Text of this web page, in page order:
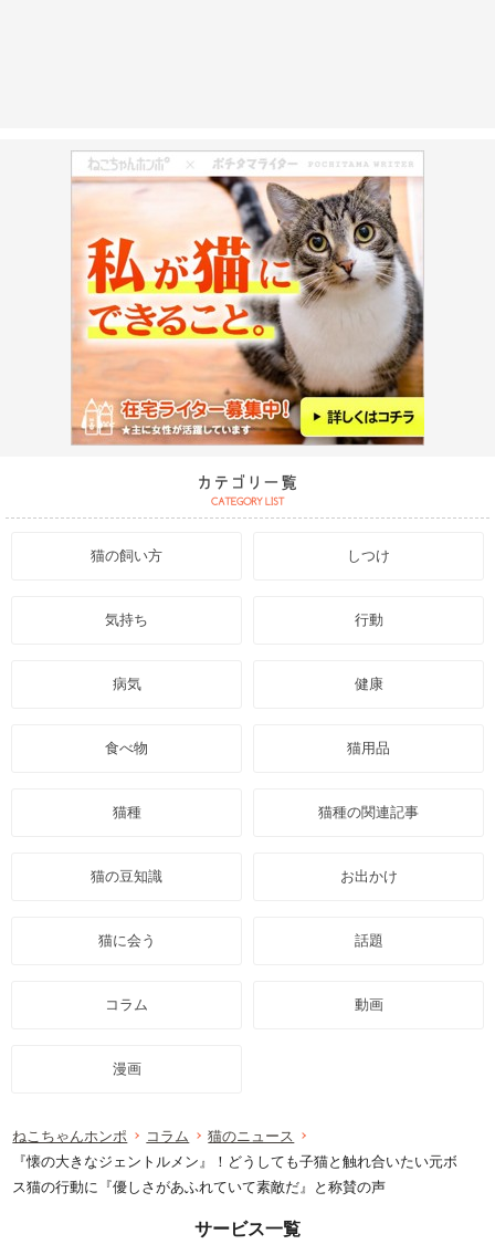
猫の飼い方 しつけ
気持ち 行動
病気 健康
食べ物 猫用品
猫種 猫種の関連記事
猫の豆知識 お出かけ
猫に会う 話題
コラム 動画
漫画
ねこちゃんホンポ コラム
猫のニュース
『懐の大きなジェントルメン』！どうしても子猫と触れ合いたい元ボ
ス猫の行動に『優しさがあふれていて素敵だ』と称賛の声
サービス一覧